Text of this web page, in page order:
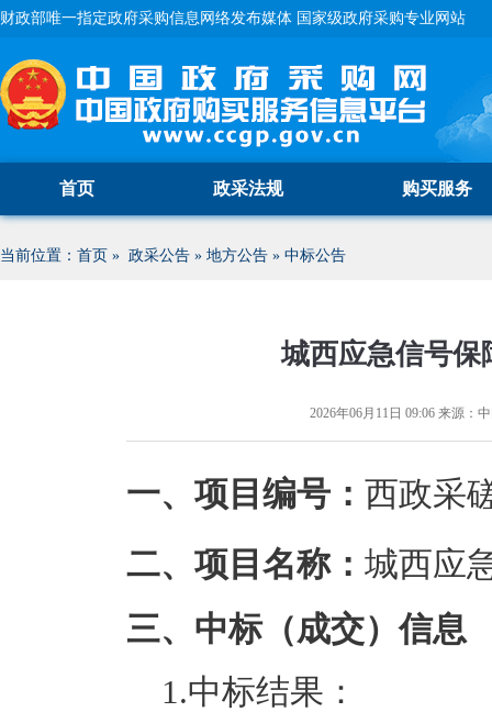
财政部唯一指定政府采购信息网络发布媒体 国家级政府采购专业网站
首页 政采法规 购买服务
当前位置： 首页 » 政采公告 » 地方公告 » 中标公告
城西应急信号保
2026年06月11日 09:06 来源：
一、项目编号： 西政采
二、项目名称： 城西应
三、中标（成交）信息
1.中标结果：